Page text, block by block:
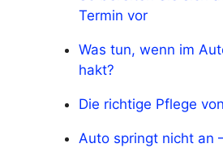
Termin vor
Was tun, wenn im
hakt?
Die richtige Pflege
Auto springt nicht an